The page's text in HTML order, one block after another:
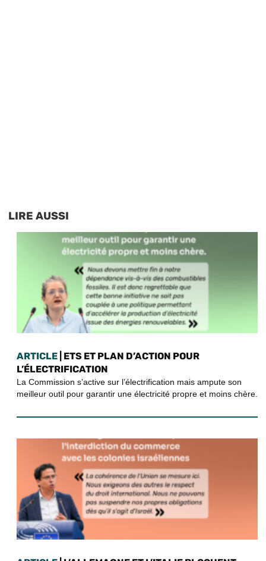
LIRE AUSSI
ARTICLE | ETS ET PLAN D’ACTION POUR
L’ÉLECTRIFICATION
La Commission s’active sur l’électrification mais ampute son
meilleur outil pour garantir une électricité propre et moins chère.